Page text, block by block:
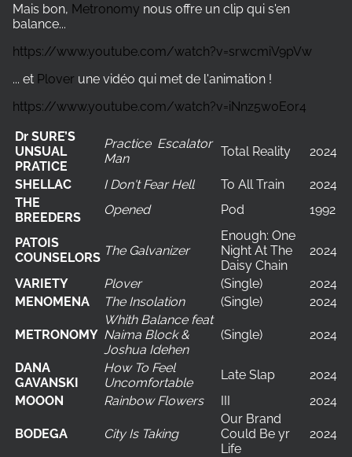
Mais bon, Metronomy nous offre un clip qui s'en
balance...
https://www.youtube.com/watch?v=srwcmiV9pVw
... et Plover une vidéo qui met de l'animation !
https://www.youtube.com/watch?v=iNnz5w0Eor4
Dr SURE’S
UNSUAL
PRATICE
Practice Escalator
Man
Total Reality 2024
SHELLAC I Don't Fear Hell To All Train
2024
THE
BREEDERS
Opened Pod 1992
PATOIS
COUNSELORS The Galvanizer
Enough: One
Night At The
Daisy Chain
2024
VARIETY Plover (Single)
2024
MENOMENA
The Insolation (Single) 2024
METRONOMY
Whith Balance feat
Naima Block &
Joshua Idehen
(Single) 2024
DANA
GAVANSKI
How To Feel
Uncomfortable
Late Slap
2024
MOOON
Rainbow Flowers III 2024
BODEGA City Is Taking
Our Brand
Could Be yr
Life
2024